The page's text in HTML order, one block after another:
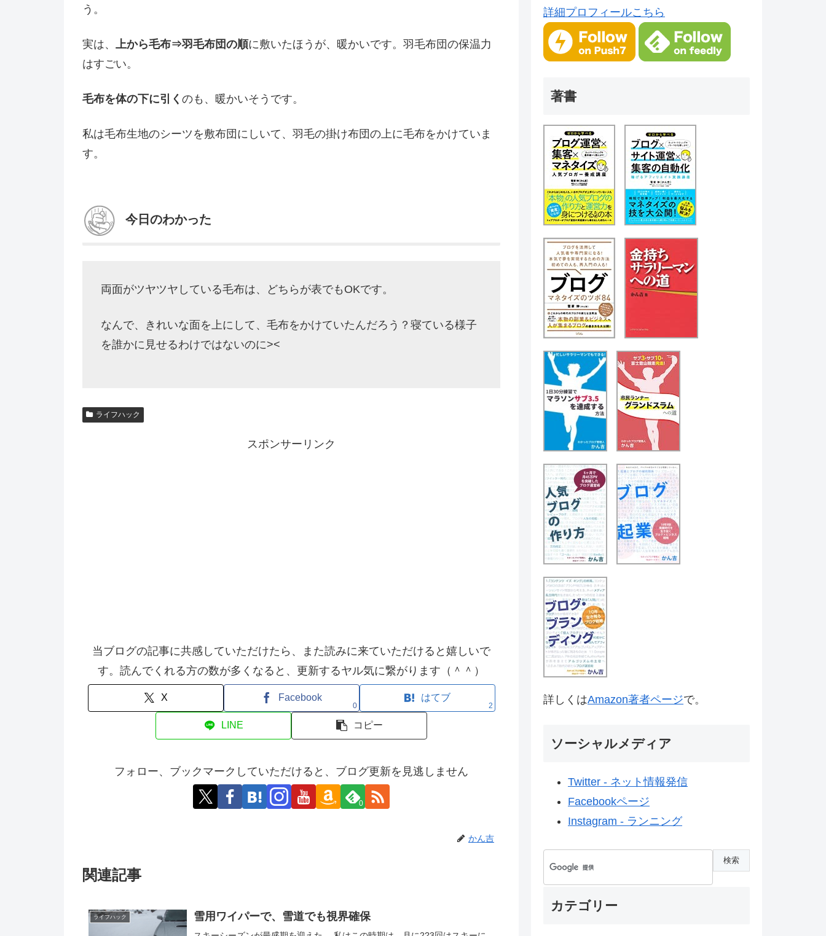
う。
実は、 上から毛布⇒羽毛布団の順に敷いたほうが、暖かいです。羽毛布団の保温力
はすごい。
毛布を体の下に引く のも、暖かいそうです。
私は毛布生地のシーツを敷布団にしいて、羽毛の掛け布団の上に毛布をかけていま
す。
今日のわかった
両面がツヤツヤしている毛布は、どちらが表でもOKです。
なんで、きれいな面を上にして、毛布をかけていたんだろう？寝ている様子
を誰かに見せるわけではないのに><
ライフハック
スポンサーリンク
当ブログの記事に共感していただけたら、また読みに来ていただけると嬉しいで
す。読んでくれる方の数が多くなると、更新するヤル気に繋がります（＾＾）
X Facebook
0
はてブ
2
LINE コピー
フォロー、ブックマークしていただけると、ブログ更新を見逃しません
0
かん吉
関連記事
ライフハック 雪用ワイパーで、雪道でも視界確保
詳細プロフィールこちら
著書
詳しくはAmazon著者ページで。
ソーシャルメディア
Twitter - ネット情報発信
Facebookページ
Instagram - ランニング
カテゴリー